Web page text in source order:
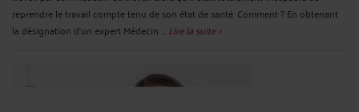
reprendre le travail compte tenu de son état de santé. Comment ? En obtenant
la désignation d’un expert Médecin ... Lire la suite >